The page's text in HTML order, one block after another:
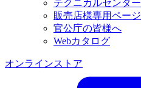
テクニカルセンター
販売店様専用ページ
官公庁の皆様へ
Webカタログ
オンラインストア